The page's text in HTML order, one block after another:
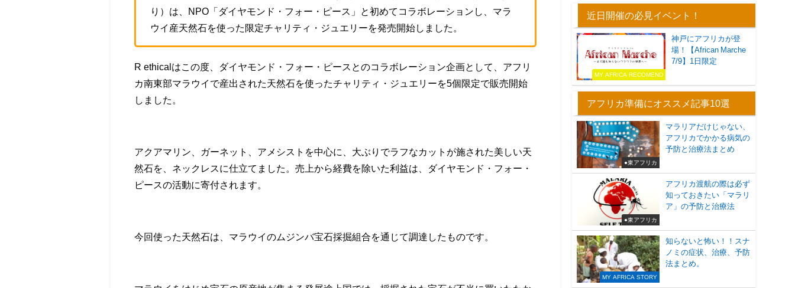
り）は、NPO「ダイヤモンド・フォー・ピース」と初めてコラボレーションし、マラ
ウイ産天然石を使った限定チャリティ・ジュエリーを発売開始しました。
R ethicalはこの度、ダイヤモンド・フォー・ピースとのコラボレーション企画として、アフリ
カ南東部マラウイで産出された天然石を使ったチャリティ・ジュエリーを5個限定で販売開始
しました。
アクアマリン、ガーネット、アメシストを中心に、大ぶりでラフなカットが施された美しい天
然石を、ネックレスに仕立てました。売上から経費を除いた利益は、ダイヤモンド・フォー・
ピースの活動に寄付されます。
今回使った天然石は、マラウイのムジンバ宝石採掘組合を通じて調達したものです。
近日開催の必見イベント！
MY AFRICA RECOMEND
神戸にアフリカが登
場！【African Marche
7/9】1日限定
アフリカ準備にオススメ記事10選
●東アフリカ
マラリアだけじゃない、
アフリカでかかる病気の
予防と治療法まとめ
●東アフリカ
アフリカ渡航の際は必ず
知っておきたい「マラリ
ア」の予防と治療法
MY AFRICA STORY
知らないと怖い！！スナ
ノミの症状、治療、予防
法まとめ。